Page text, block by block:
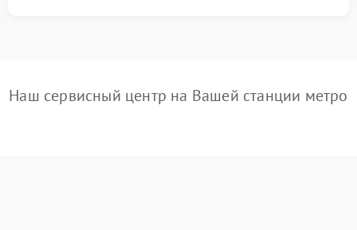
Наш сервисный центр на Вашей станции метро